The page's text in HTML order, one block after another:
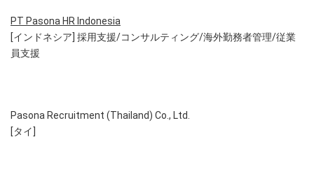
PT Pasona HR Indonesia
[インドネシア] 採用支援/コンサルティング/海外勤務者管理/従業
員支援
Pasona Recruitment (Thailand) Co., Ltd.
[タイ]